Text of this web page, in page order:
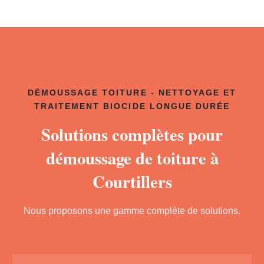
DÉMOUSSAGE TOITURE - NETTOYAGE ET
TRAITEMENT BIOCIDE LONGUE DURÉE
Solutions complètes pour
démoussage de toiture à
Courtillers
Nous proposons une gamme complète de solutions.